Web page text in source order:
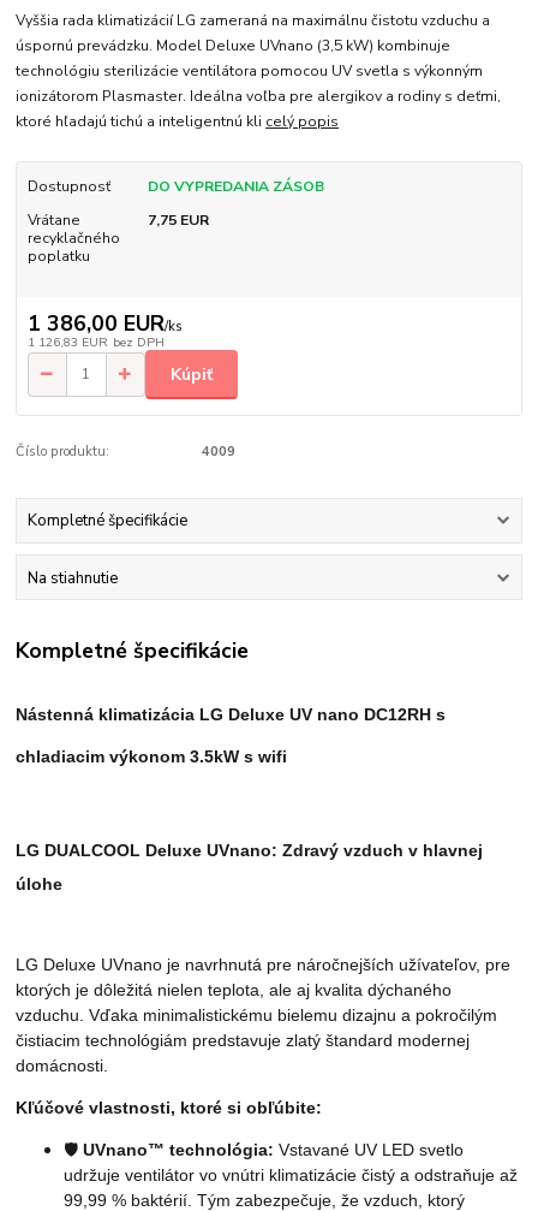
Vyššia rada klimatizácií LG zameraná na maximálnu čistotu vzduchu a
úspornú prevádzku. Model Deluxe UVnano (3,5 kW) kombinuje
technológiu sterilizácie ventilátora pomocou UV svetla s výkonným
ionizátorom Plasmaster. Ideálna voľba pre alergikov a rodiny s deťmi,
ktoré hľadajú tichú a inteligentnú kli celý popis
Dostupnosť
DO VYPREDANIA ZÁSOB
Vrátane
recyklačného
poplatku
7,75 EUR
1 386,00 EUR/ks
1 126,83 EUR bez DPH
Kúpiť
Číslo produktu: 4009
Kompletné špecifikácie
Na stiahnutie
Kompletné špecifikácie
Nástenná klimatizácia LG Deluxe UV nano DC12RH s
chladiacim výkonom 3.5kW s wifi
LG DUALCOOL Deluxe UVnano: Zdravý vzduch v hlavnej
úlohe
LG Deluxe UVnano je navrhnutá pre náročnejších užívateľov, pre
ktorých je dôležitá nielen teplota, ale aj kvalita dýchaného
vzduchu. Vďaka minimalistickému bielemu dizajnu a pokročilým
čistiacim technológiám predstavuje zlatý štandard modernej
domácnosti.
Kľúčové vlastnosti, ktoré si obľúbite:
🛡️UVnano™ technológia: Vstavané UV LED svetlo
udržuje ventilátor vo vnútri klimatizácie čistý a odstraňuje až
99,99 % baktérií. Tým zabezpečuje, že vzduch, ktorý